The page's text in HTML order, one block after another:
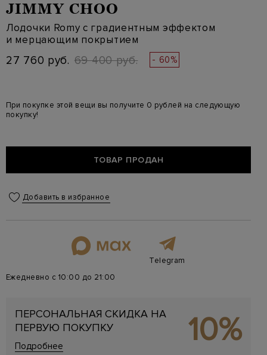
JIMMY CHOO
Лодочки Romy с градиентным эффектом
и мерцающим покрытием
27 760 руб. 69 400 руб. - 60%
При покупке этой вещи вы получите 0 рублей на следующую
покупку!
ТОВАР ПРОДАН
Добавить в избранное
Telegram
Ежедневно с 10:00 до 21:00
ПЕРСОНАЛЬНАЯ СКИДКА НА
ПЕРВУЮ ПОКУПКУ
Подробнее 10%